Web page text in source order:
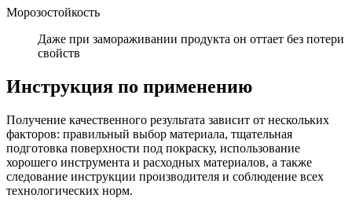
Морозостойкость
Даже при замораживании продукта он оттает без потери
свойств
Инструкция по применению
Получение качественного результата зависит от нескольких
факторов: правильный выбор материала, тщательная
подготовка поверхности под покраску, использование
хорошего инструмента и расходных материалов, а также
следование инструкции производителя и соблюдение всех
технологических норм.